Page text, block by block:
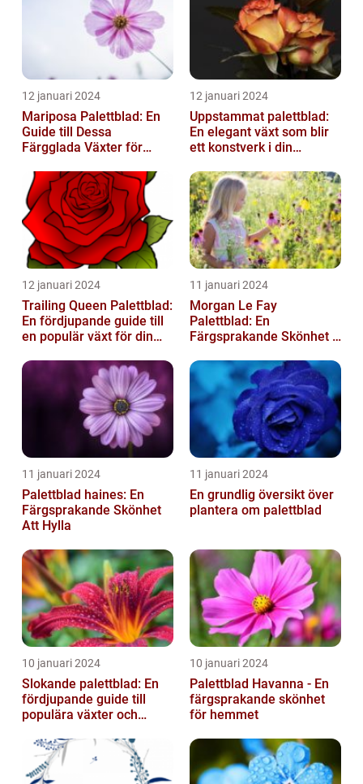
12 januari 2024
Mariposa Palettblad: En
Guide till Dessa
Färgglada Växter för
12 januari 2024
Uppstammat palettblad:
En elegant växt som blir
ett konstverk i din
12 januari 2024
Trailing Queen Palettblad:
En fördjupande guide till
en populär växt för din
11 januari 2024
Morgan Le Fay
Palettblad: En
Färgsprakande Skönhet i
11 januari 2024
Palettblad haines: En
Färgsprakande Skönhet
Att Hylla
11 januari 2024
En grundlig översikt över
plantera om palettblad
10 januari 2024
Slokande palettblad: En
fördjupande guide till
populära växter och
10 januari 2024
Palettblad Havanna - En
färgsprakande skönhet
för hemmet